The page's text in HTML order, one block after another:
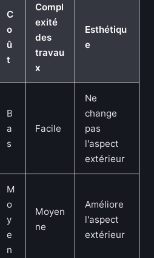
C
o
û
t
Compl
exité
des
travau
x
Esthétiqu
e
B
a
s
Facile
Ne
change
pas
l'aspect
extérieur
M
o
y
e
n
Moyen
ne
Améliore
l'aspect
extérieur